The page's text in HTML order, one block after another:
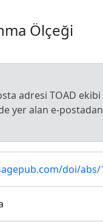
Ölçeği
adresi TOAD
yer alan e-
doi/abs/